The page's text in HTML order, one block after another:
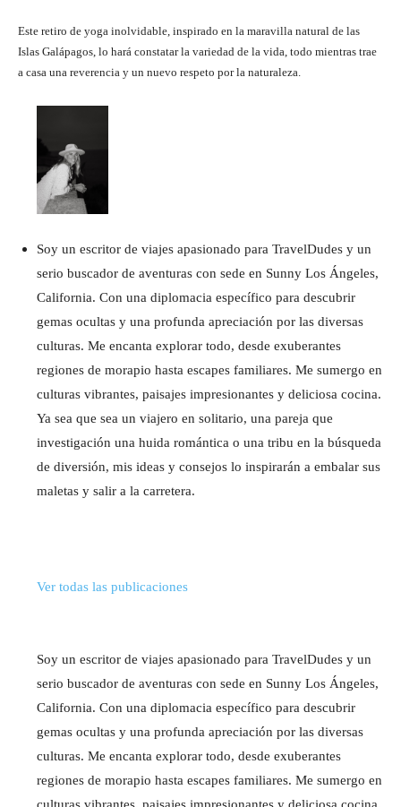
Este retiro de yoga inolvidable, inspirado en la maravilla natural de las
Islas Galápagos, lo hará constatar la variedad de la vida, todo mientras trae
a casa una reverencia y un nuevo respeto por la naturaleza.
Soy un escritor de viajes apasionado para TravelDudes y un
serio buscador de aventuras con sede en Sunny Los Ángeles,
California. Con una diplomacia específico para descubrir
gemas ocultas y una profunda apreciación por las diversas
culturas. Me encanta explorar todo, desde exuberantes
regiones de morapio hasta escapes familiares. Me sumergo en
culturas vibrantes, paisajes impresionantes y deliciosa cocina.
Ya sea que sea un viajero en solitario, una pareja que
investigación una huida romántica o una tribu en la búsqueda
de diversión, mis ideas y consejos lo inspirarán a embalar sus
maletas y salir a la carretera.
Ver todas las publicaciones
Soy un escritor de viajes apasionado para TravelDudes y un
serio buscador de aventuras con sede en Sunny Los Ángeles,
California. Con una diplomacia específico para descubrir
gemas ocultas y una profunda apreciación por las diversas
culturas. Me encanta explorar todo, desde exuberantes
regiones de morapio hasta escapes familiares. Me sumergo en
culturas vibrantes, paisajes impresionantes y deliciosa cocina.